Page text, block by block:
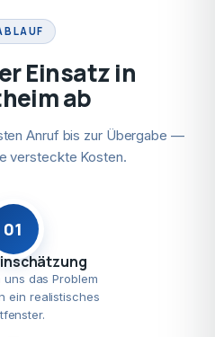
Einsatz in
ab
Anruf bis zur Übergabe —
versteckte Kosten.
01
uns das Problem
ein realistisches